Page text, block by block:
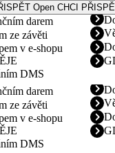
Open CHCI
darem
ze závěti
v e-shopu
DMS
darem
ze závěti
v e-shopu
DMS